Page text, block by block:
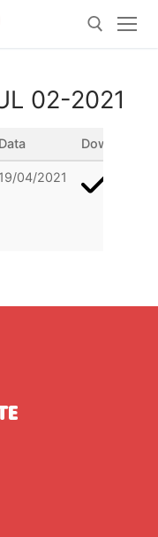
02-2021
Data Download
19/04/2021